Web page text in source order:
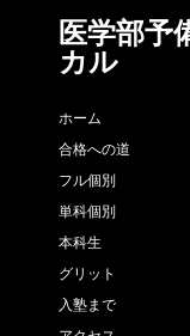
医学部予
カル
ホーム
合格への道
フル個別
単科個別
本科生
グリット
入塾まで